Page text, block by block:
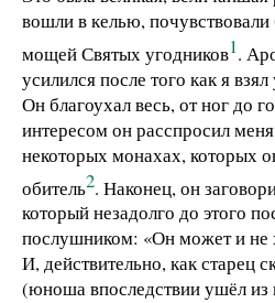
вошли в келью, почувствовали
мощей Святых угодников1.
усилился после того как я
Он благоухал весь, от ног до
интересом он расспросил
некоторых монахах, которых
обитель2. Наконец, он
который незадолго до этого
послушником: «Он может и не
И, действительно, как старец
(юноша впоследствии ушёл из